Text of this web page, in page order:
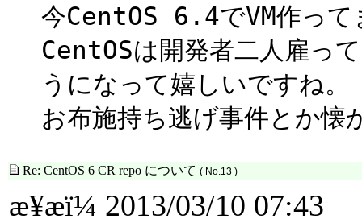
今CentOS 6.4でVM作って
CentOSは開発者二人雇っ
うになって嬉しいですね。
お布施持ち逃げ事件とか懐
Re: CentOS 6 CR repo について ( No.13 )
æ¥æï¼ 2013/03/10 07:43